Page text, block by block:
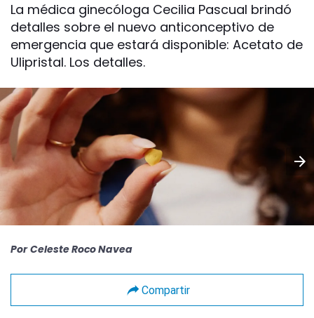
La médica ginecóloga Cecilia Pascual brindó
detalles sobre el nuevo anticonceptivo de
emergencia que estará disponible: Acetato de
Ulipristal. Los detalles.
Por Celeste Roco Navea
Compartir